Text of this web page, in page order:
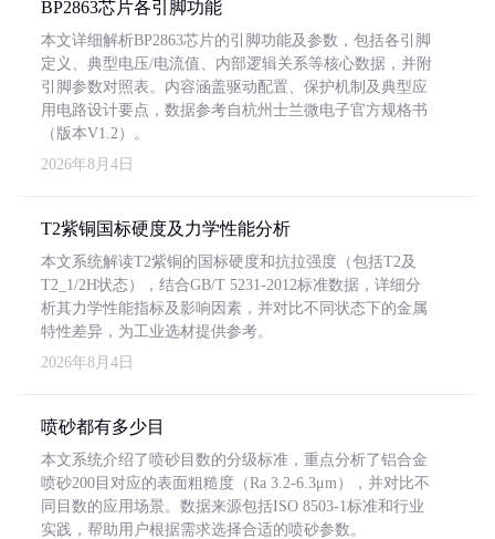
BP2863芯片各引脚功能
本文详细解析BP2863芯片的引脚功能及参数，包括各引脚
定义、典型电压/电流值、内部逻辑关系等核心数据，并附
引脚参数对照表。内容涵盖驱动配置、保护机制及典型应
用电路设计要点，数据参考自杭州士兰微电子官方规格书
（版本V1.2）。
2026年8月4日
T2紫铜国标硬度及力学性能分析
本文系统解读T2紫铜的国标硬度和抗拉强度（包括T2及
T2_1/2H状态），结合GB/T 5231-2012标准数据，详细分
析其力学性能指标及影响因素，并对比不同状态下的金属
特性差异，为工业选材提供参考。
2026年8月4日
喷砂都有多少目
本文系统介绍了喷砂目数的分级标准，重点分析了铝合金
喷砂200目对应的表面粗糙度（Ra 3.2-6.3μm），并对比不
同目数的应用场景。数据来源包括ISO 8503-1标准和行业
实践，帮助用户根据需求选择合适的喷砂参数。